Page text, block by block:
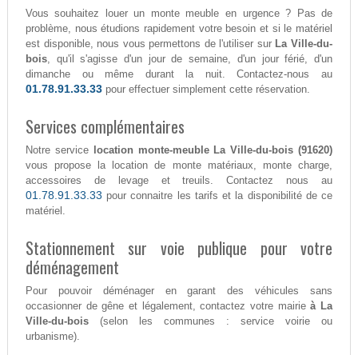
Vous souhaitez louer un monte meuble en urgence ? Pas de
problème, nous étudions rapidement votre besoin et si le matériel
est disponible, nous vous permettons de l'utiliser sur La Ville-du-
bois, qu'il s'agisse d'un jour de semaine, d'un jour férié, d'un
dimanche ou même durant la nuit. Contactez-nous au
01.78.91.33.33 pour effectuer simplement cette réservation.
Services complémentaires
Notre service
location monte-meuble La Ville-du-bois (91620)
vous propose la location de monte matériaux, monte charge,
accessoires de levage et treuils. Contactez nous au
01.78.91.33.33 pour connaitre les tarifs et la disponibilité de ce
matériel.
Stationnement sur voie publique pour votre
déménagement
Pour pouvoir déménager en garant des véhicules sans
occasionner de gêne et légalement, contactez votre mairieà La
Ville-du-bois(selon les communes : service voirie ou
urbanisme).